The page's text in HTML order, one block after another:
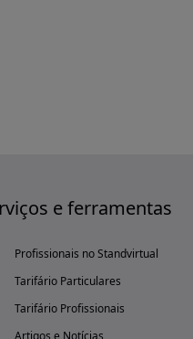
e ferramentas
Profissionais no Standvirtual
Tarifário Particulares
Tarifário Profissionais
Artigos e Notícias